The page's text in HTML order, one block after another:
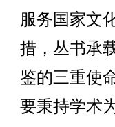
服务国家文
措，丛书承
鉴的三重使
要秉持学术